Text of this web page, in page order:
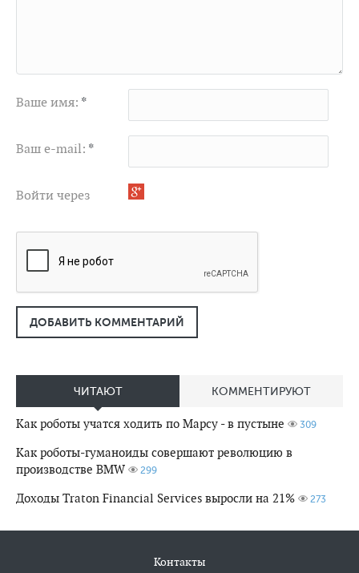
Ваше имя: *
Ваш e-mail: *
Войти через
ДОБАВИТЬ КОММЕНТАРИЙ
ЧИТАЮТ КОММЕНТИРУЮТ
Как роботы учатся ходить по Марсу - в пустыне 309
Как роботы-гуманоиды совершают революцию в
производстве BMW
299
Доходы Traton Financial Services выросли на 21% 273
Контакты